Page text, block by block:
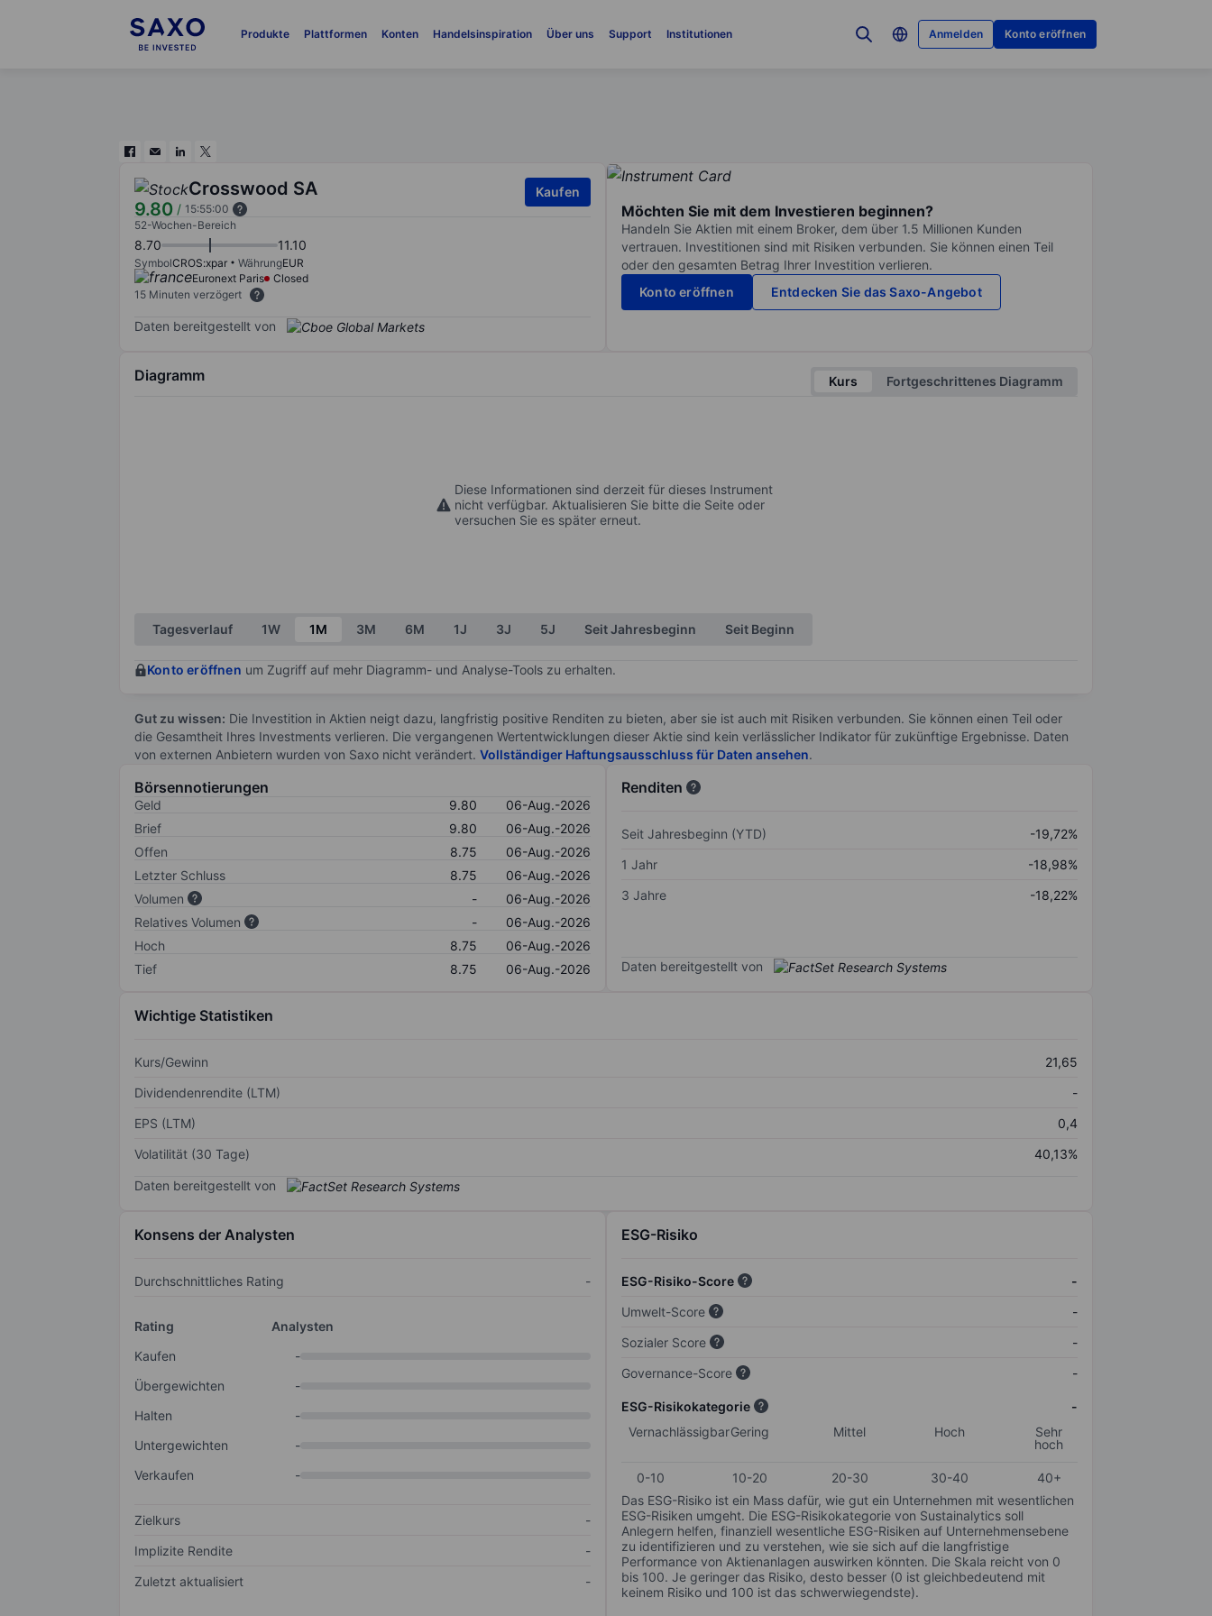
Produkte Plattformen Konten Handelsinspiration Über uns Support Institutionen Anmelden Konto eröffnen
Crosswood SA
9.80 / 15:55:00
Kaufen
52-Wochen-Bereich
8.70 11.10
SymbolCROS:xpar WährungEUR
Euronext Paris
Closed
15 Minuten verzögert
Daten bereitgestellt von
Möchten Sie mit dem Investieren beginnen?
Handeln Sie Aktien mit einem Broker, dem über 1.5 Millionen Kunden
vertrauen. Investitionen sind mit Risiken verbunden. Sie können einen Teil
oder den gesamten Betrag Ihrer Investition verlieren.
Konto eröffnen
Entdecken Sie das Saxo-Angebot
Diagramm Kurs Fortgeschrittenes Diagramm
Diese Informationen sind derzeit für dieses Instrument
nicht verfügbar. Aktualisieren Sie bitte die Seite oder
versuchen Sie es später erneut.
Tagesverlauf 1W 1M 3M 6M 1J 3J 5J Seit Jahresbeginn Seit Beginn
Konto eröffnen um Zugriff auf mehr Diagramm- und Analyse-Tools zu erhalten.
Gut zu wissen: Die Investition in Aktien neigt dazu, langfristig positive Renditen zu bieten, aber sie ist auch mit Risiken verbunden. Sie können einen Teil oder
die Gesamtheit Ihres Investments verlieren. Die vergangenen Wertentwicklungen dieser Aktie sind kein verlässlicher Indikator für zukünftige Ergebnisse. Daten
von externen Anbietern wurden von Saxo nicht verändert. Vollständiger Haftungsausschluss für Daten ansehen.
Börsennotierungen
Geld 9.80
06-Aug.-2026
Brief
9.80
06-Aug.-2026
Offen
8.75
06-Aug.-2026
Letzter Schluss
8.75
06-Aug.-2026
Volumen
-
06-Aug.-2026
Relatives Volumen
-
06-Aug.-2026
Hoch
8.75
06-Aug.-2026
Tief
8.75 06-Aug.-2026
Renditen
Seit Jahresbeginn (YTD)
-19,72%
1 Jahr
-18,98%
3 Jahre
-18,22%
Daten bereitgestellt von
Wichtige Statistiken
Kurs/Gewinn
21,65
Dividendenrendite (LTM)
-
EPS (LTM)
0,4
Volatilität (30 Tage)
40,13%
Daten bereitgestellt von
Konsens der Analysten
Durchschnittliches Rating -
Rating
Analysten
Kaufen
-
Übergewichten
-
Halten
-
Untergewichten
-
Verkaufen
-
Zielkurs
-
Implizite Rendite
-
Zuletzt aktualisiert
-
ESG-Risiko
ESG-Risiko-Score
-
Umwelt-Score
-
Sozialer Score
-
Governance-Score
-
ESG-Risikokategorie
-
VernachlässigbarGering Mittel Hoch
Sehr
hoch
0-10 10-20 20-30 30-40
40+
Das ESG-Risiko ist ein Mass dafür, wie gut ein Unternehmen mit wesentlichen
ESG-Risiken umgeht. Die ESG-Risikokategorie von Sustainalytics soll
Anlegern helfen, finanziell wesentliche ESG-Risiken auf Unternehmensebene
zu identifizieren und zu verstehen, wie sie sich auf die langfristige
Performance von Aktienanlagen auswirken könnten. Die Skala reicht von 0
bis 100. Je geringer das Risiko, desto besser (0 ist gleichbedeutend mit
keinem Risiko und 100 ist das schwerwiegendste).